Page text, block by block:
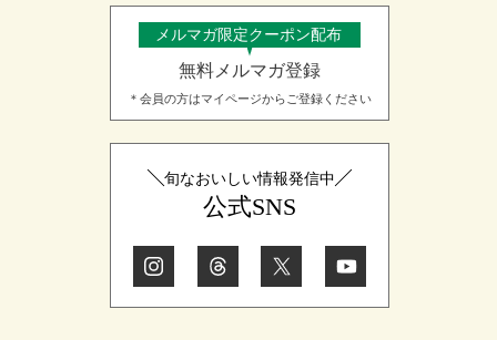
メルマガ限定クーポン配布
無料メルマガ登録
＊会員の方はマイページからご登録ください
旬なおいしい情報発信中
公式SNS